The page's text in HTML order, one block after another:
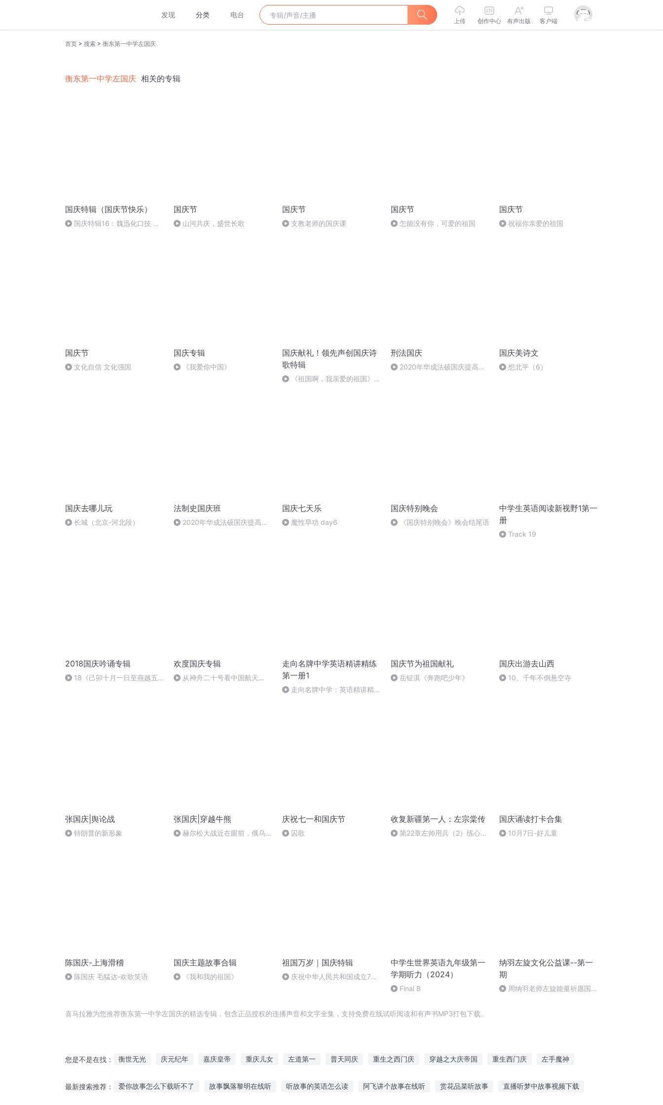
发现 分类 电台
上传 创作中心 有声出版 客户端
首页 > 搜索 > 衡东第一中学左国庆
衡东第一中学左国庆 相关的专辑
国庆特辑（国庆节快乐）
国庆特辑16：魏迅化口技 二
国庆节
山河共庆，盛世长歌
国庆节
支教老师的国庆课
国庆节
怎能没有你，可爱的祖国
国庆节
祝福你亲爱的祖国
国庆节
文化自信 文化强国
国庆专辑
《我爱你中国》
国庆献礼！领先声创国庆诗
歌特辑
《祖国啊，我亲爱的祖国》温
刑法国庆
2020年华成法硕国庆提高班
国庆美诗文
想北平（6）
国庆去哪儿玩
长城（北京-河北段）
法制史国庆班
2020年华成法硕国庆提高班
国庆七天乐
魔性早功 day6
国庆特别晚会
《国庆特别晚会》晚会结尾语
中学生英语阅读新视野1第一
册
Track 19
2018国庆吟诵专辑
18《己卯十月一日至燕越五
欢度国庆专辑
从神舟二十号看中国航天
走向名牌中学英语精讲精练
第一册1
走向名牌中学：英语精讲精练
国庆节为祖国献礼
岳钲淇《奔跑吧少年》
国庆出游去山西
10、千年不倒悬空寺
张国庆|舆论战
特朗普的新形象
张国庆|穿越牛熊
赫尔松大战近在眼前，俄乌冲
庆祝七一和国庆节
囚歌
收复新疆第一人：左宗棠传
第22章左帅用兵（2）练心练
国庆诵读打卡合集
10月7日-好儿童
陈国庆-上海滑稽
陈国庆 毛猛达-欢歌笑语
国庆主题故事合辑
《我和我的祖国》
祖国万岁｜国庆特辑
庆祝中华人民共和国成立73
中学生世界英语九年级第一
学期听力（2024）
Final B
纳羽左旋文化公益课--第一
期
周纳羽老师左旋能量祈愿国泰
喜马拉雅为您推荐衡东第一中学左国庆的精选专辑，包含正品授权的连播声音和文字全集，支持免费在线试听阅读和有声书MP3打包下载。
您是不是在找： 衡世无光 庆元纪年 嘉庆皇帝 重庆儿女 左道第一 普天同庆 重生之西门庆 穿越之大庆帝国 重生西门庆 左手魔神
最新搜索推荐： 爱你故事怎么下载听不了 故事飘落黎明在线听 听故事的英语怎么读 阿飞讲个故事在线听 赏花品菜听故事 直播听梦中故事视频下载